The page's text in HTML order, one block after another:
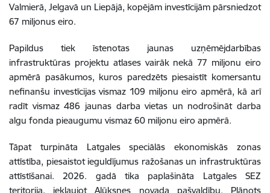
Valmierā, Jelgavā un Liepājā, kopējām investīcijām pārsniedzot
67 miljonus eiro.
Papildus tiek īstenotas jaunas uzņēmējdarbības
infrastruktūras projektu atlases vairāk nekā 77 miljonu eiro
apmērā pasākumos, kuros paredzēts piesaistīt komersantu
nefinanšu investīcijas vismaz 109 miljonu eiro apmērā, kā arī
radīt vismaz 486 jaunas darba vietas un nodrošināt darba
algu fonda pieaugumu vismaz 60 miljonu eiro apmērā.
Tāpat turpināta Latgales speciālās ekonomiskās zonas
attīstība, piesaistot ieguldījumus ražošanas un infrastruktūras
attīstīšanai. 2026. gadā tika paplašināta Latgales SEZ
teritorija, iekļaujot Alūksnes novada pašvaldību. Plānots